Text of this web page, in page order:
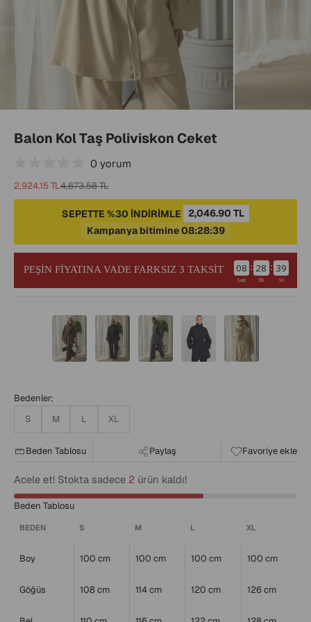
Balon Kol Taş Poliviskon Ceket
0 yorum
İndirimli fiyat
2,924.15 TLNormal fiyat
4,873.58 TL
SEPETTE %30 İNDİRİMLE
2,046.90 TL
Kampanya bitimine 08:28:38
PEŞİN FİYATINA VADE FARKSIZ 3 TAKSİT 08 : 28 : 38
Saat Dk Sn
Bedenler:
S
M L XL
Beden Tablosu Paylaş Favoriye ekle
Acele et! Stokta sadece 2 ürün kaldı!
Beden Tablosu
BEDEN S M L XL
Boy 100 cm 100 cm 100 cm 100 cm
Göğüs 108 cm 114 cm 120 cm 126 cm